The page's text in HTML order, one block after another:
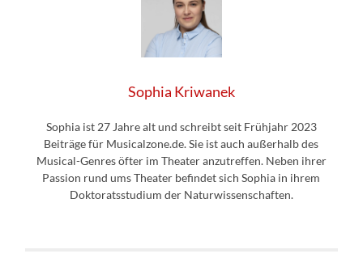
Sophia Kriwanek
Sophia ist 27 Jahre alt und schreibt seit Frühjahr 2023
Beiträge für Musicalzone.de. Sie ist auch außerhalb des
Musical-Genres öfter im Theater anzutreffen. Neben ihrer
Passion rund ums Theater befindet sich Sophia in ihrem
Doktoratsstudium der Naturwissenschaften.